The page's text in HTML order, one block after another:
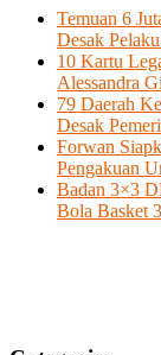
Temuan 6
Desak
10 Kartu
Alessandra
79 Daerah
Desak
Forwan
Pengakuan
Badan 3×3
Bola Basket